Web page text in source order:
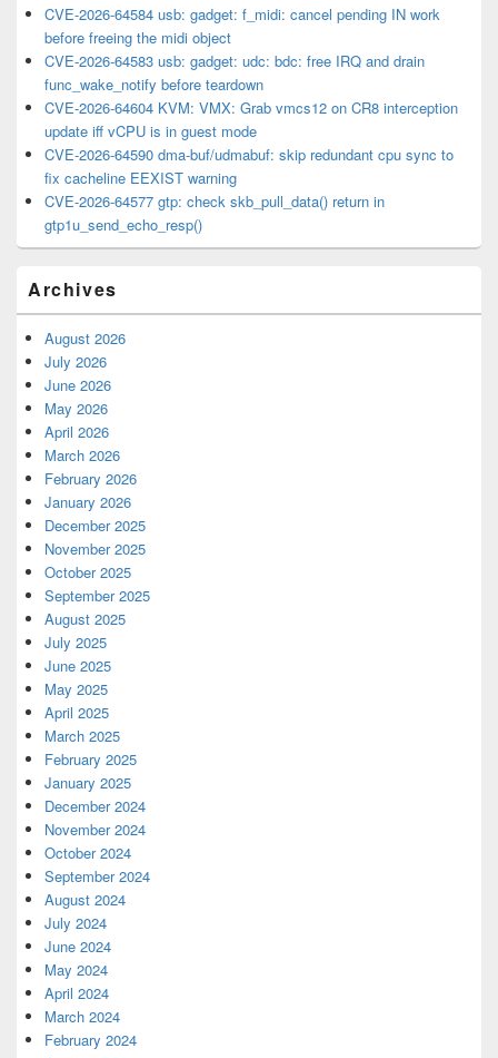
CVE-2026-64584 usb: gadget: f_midi: cancel pending IN work
before freeing the midi object
CVE-2026-64583 usb: gadget: udc: bdc: free IRQ and drain
func_wake_notify before teardown
CVE-2026-64604 KVM: VMX: Grab vmcs12 on CR8 interception
update iff vCPU is in guest mode
CVE-2026-64590 dma-buf/udmabuf: skip redundant cpu sync to
fix cacheline EEXIST warning
CVE-2026-64577 gtp: check skb_pull_data() return in
gtp1u_send_echo_resp()
Archives
August 2026
July 2026
June 2026
May 2026
April 2026
March 2026
February 2026
January 2026
December 2025
November 2025
October 2025
September 2025
August 2025
July 2025
June 2025
May 2025
April 2025
March 2025
February 2025
January 2025
December 2024
November 2024
October 2024
September 2024
August 2024
July 2024
June 2024
May 2024
April 2024
March 2024
February 2024